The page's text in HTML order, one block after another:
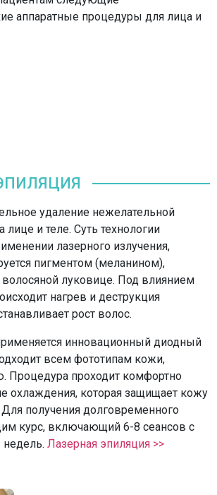
Декольте
или пигментных
Щеки
Кисти рук
или пигментных
Лицо, шея, декольте
аппаратные процедуры для лица и
удаление нежелательной
лице и теле. Суть технологии
лазерного излучения,
пигментом (меланином),
луковице. Под влиянием
нагрев и деструкция
рост волос.
инновационный диодный
всем фототипам кожи,
Процедура проходит комфортно
охлаждения, которая защищает кожу
Для получения долговременного
курс, включающий 6-8 сеансов с
Лазерная эпиляция >>